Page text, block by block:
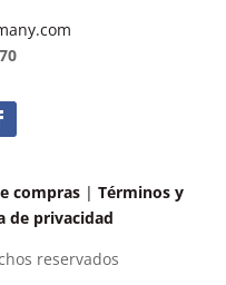
compras | Términos y
de privacidad
reservados